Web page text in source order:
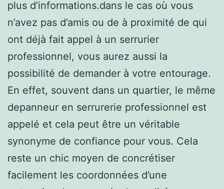
plus d’informations.dans le cas où vous
n’avez pas d’amis ou de à proximité de qui
ont déjà fait appel à un serrurier
professionnel, vous aurez aussi la
possibilité de demander à votre entourage.
En effet, souvent dans un quartier, le même
depanneur en serrurerie professionnel est
appelé et cela peut être un véritable
synonyme de confiance pour vous. Cela
reste un chic moyen de concrétiser
facilement les coordonnées d’une